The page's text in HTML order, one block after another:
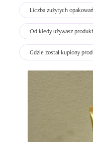
Liczba zużytych opakowań
Od kiedy używasz
Gdzie został kupiony